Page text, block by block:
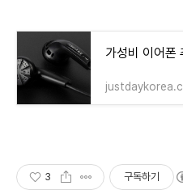
3 구독하기